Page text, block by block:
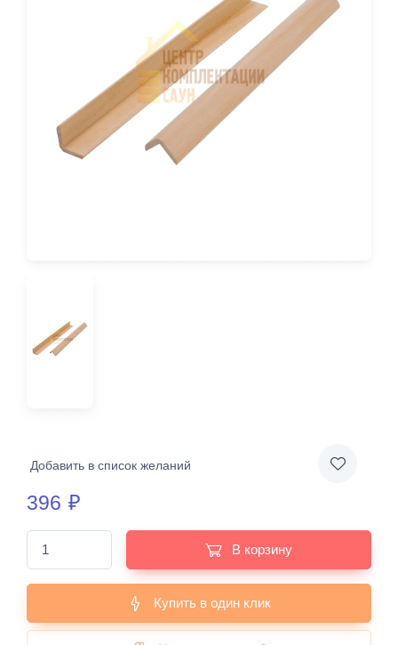
Добавить в список желаний
396 ₽
В корзину
Купить в один клик